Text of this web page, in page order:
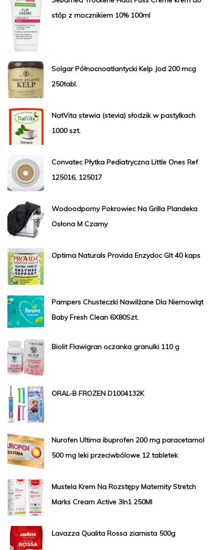
stóp z mocznikiem 10% 100ml
Solgar Północnoatlantycki Kelp Jod 200 mcg
250tabl.
NatVita stewia (stevia) słodzik w pastylkach
1000 szt.
Convatec Płytka Pediatryczna Little Ones Ref
125016, 125017
Wodoodporny Pokrowiec Na Grilla Plandeka
Osłona M Czarny
Optima Naturals Provida Enzydoc Glt 40 kaps
Pampers Chusteczki Nawilżane Dla Niemowląt
Baby Fresh Clean 6X80Szt.
Biolit Flawigran oczanka granulki 110 g
ORAL-B FROZEN D1004132K
Nurofen Ultima ibuprofen 200 mg paracetamol
500 mg leki przeciwbólowe 12 tabletek
Mustela Krem Na Rozstępy Maternity Stretch
Marks Cream Active 3In1 250Ml
Lavazza Qualita Rossa ziarnista 500g